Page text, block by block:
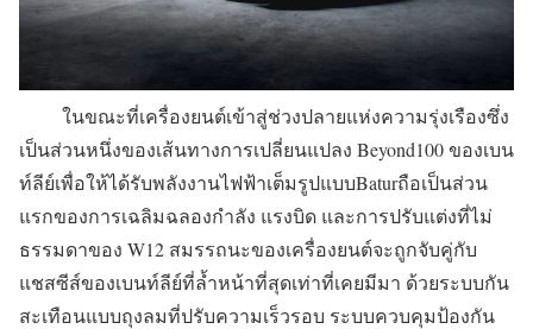
ในขณะที่เครื่องยนต์เข้าสู่ช่วงปลายแห่งความรุ่งเรืองซึ่ง
เป็นส่วนหนึ่งของเส้นทางการเปลี่ยนแปลง Beyond100 ของเบน
ท์ลีย์เพื่อให้ได้รับพลังงานไฟฟ้าเต็มรูปแบบBaturถือเป็นส่วน
แรกของการเฉลิมฉลองกำลัง แรงบิด และการปรับแต่งที่ไม่
ธรรมดาของ W12 สมรรถนะของเครื่องยนต์จะถูกจับคู่กับ
แชสซีส์ของเบนท์ลีย์ที่ล้ำหน้าที่สุดเท่าที่เคยมีมา ด้วยระบบกัน
สะเทือนแบบถุงลมที่ปรับความเร็วรอบ ระบบควบคุมป้องกัน